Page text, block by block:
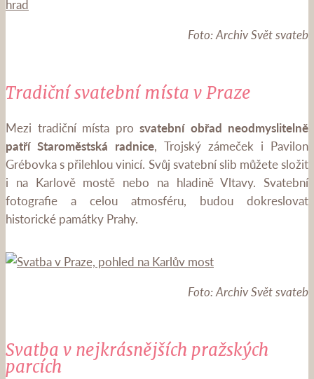
Foto: Archiv Svět svateb
Tradiční svatební místa v Praze
Mezi tradiční místa pro svatební obřad neodmyslitelně
patří Staroměstská radnice, Trojský zámeček i Pavilon
Grébovka s přilehlou vinicí. Svůj svatební slib můžete složit
i na Karlově mostě nebo na hladině Vltavy. Svatební
fotografie a celou atmosféru, budou dokreslovat
historické památky Prahy.
Foto: Archiv Svět svateb
Svatba v nejkrásnějších pražských
parcích